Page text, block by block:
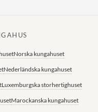
Norska kungahuset
Nederländska kungahuset
Luxemburgska storhertighuset
Marockanska kungahuset